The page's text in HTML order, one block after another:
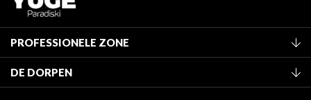
PROFESSIONELE ZONE
Classificatie van de gemeubileerde accommodaties
DE DORPEN